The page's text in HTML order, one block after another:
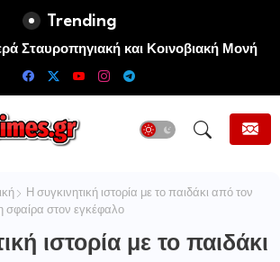
Trending
Σταυροπηγιακή και Κοινοβιακή Μονή
του Σωτήρος Καμενων Βουρλων (Μονή
Η συγκινητική ιστορία με το παιδάκι από τον
σφαίρα στον εγκέφαλο
ιστορία με το παιδάκι